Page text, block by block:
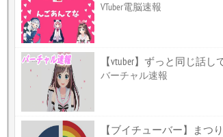
VTuber電脳速報
【vtuber】ずっと同じ話し
バーチャル速報
【ブイチューバー】まつ